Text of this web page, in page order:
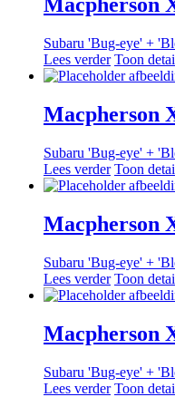
Macpherson
Subaru 'Bug-eye' +
Lees verder Toon
Macpherson
Subaru 'Bug-eye' +
Lees verder Toon
Macpherson
Subaru 'Bug-eye' +
Lees verder Toon
Macpherson
Subaru 'Bug-eye' +
Lees verder Toon